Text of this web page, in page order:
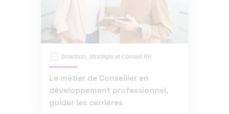
Direction, Stratégie et Conseil RH
Le métier de Conseiller en
développement professionnel,
guider les carrières